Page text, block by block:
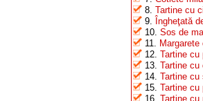
8. Tartine cu
9. Îngheţată
10. Sos de
11.
12. Tartine cu
13. Tartine cu
14. Tartine cu
15. Tartine cu
16. Tartine cu